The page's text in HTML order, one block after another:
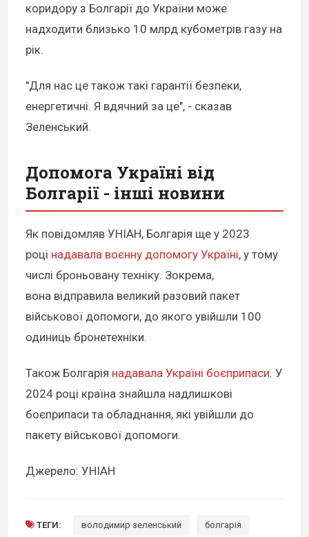
коридору з Болгарії до України може
надходити близько 10 млрд кубометрів газу на
рік.
"Для нас це також такі гарантії безпеки,
енергетичні. Я вдячний за це", - сказав
Зеленський.
Допомога Україні від
Болгарії - інші новини
Як повідомляв УНІАН, Болгарія ще у 2023
році надавала воєнну допомогу Україні, у тому
числі броньовану техніку. Зокрема,
вона відправила великий разовий пакет
військової допомоги, до якого увійшли 100
одиниць бронетехніки.
Також Болгарія надавала Україні боєприпаси. У
2024 році країна знайшла надлишкові
боєприпаси та обладнання, які увійшли до
пакету військової допомоги.
Джерело: УНІАН
ТЕГИ: володимир зеленський болгарія